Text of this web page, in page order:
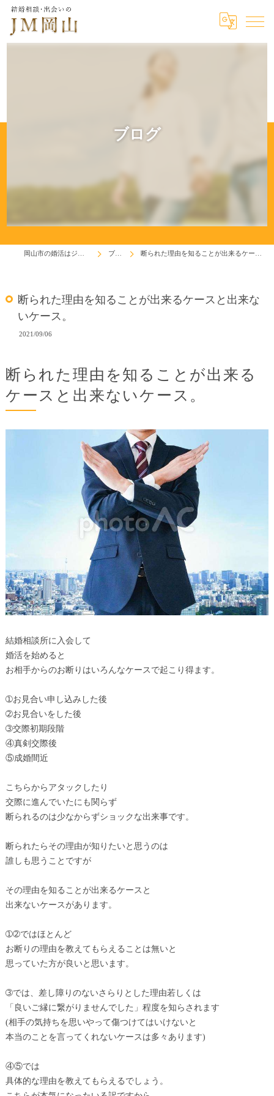
ブログ
ブログ 断られた理由を知ることが出来るケースと出来ないケース。
断られた理由を知ることが出来るケースと出来な
いケース。
2021/09/06
断られた理由を知ることが出来る
ケースと出来ないケース。
結婚相談所に入会して
婚活を始めると
お相手からのお断りはいろんなケースで起こり得ます。
➀お見合い申し込みした後
➁お見合いをした後
➂交際初期段階
④真剣交際後
⑤成婚間近
こちらからアタックしたり
交際に進んでいたにも関らず
断られるのは少なからずショックな出来事です。
断られたらその理由が知りたいと思うのは
誰しも思うことですが
その理由を知ることが出来るケースと
出来ないケースがあります。
➀➁ではほとんど
お断りの理由を教えてもらえることは無いと
思っていた方が良いと思います。
➂では、差し障りのないさらりとした理由若しくは
「良いご縁に繋がりませんでした」程度を知らされます
(相手の気持ちを思いやって傷つけてはいけないと
本当のことを言ってくれないケースは多々あります)
④⑤では
具体的な理由を教えてもらえるでしょう。